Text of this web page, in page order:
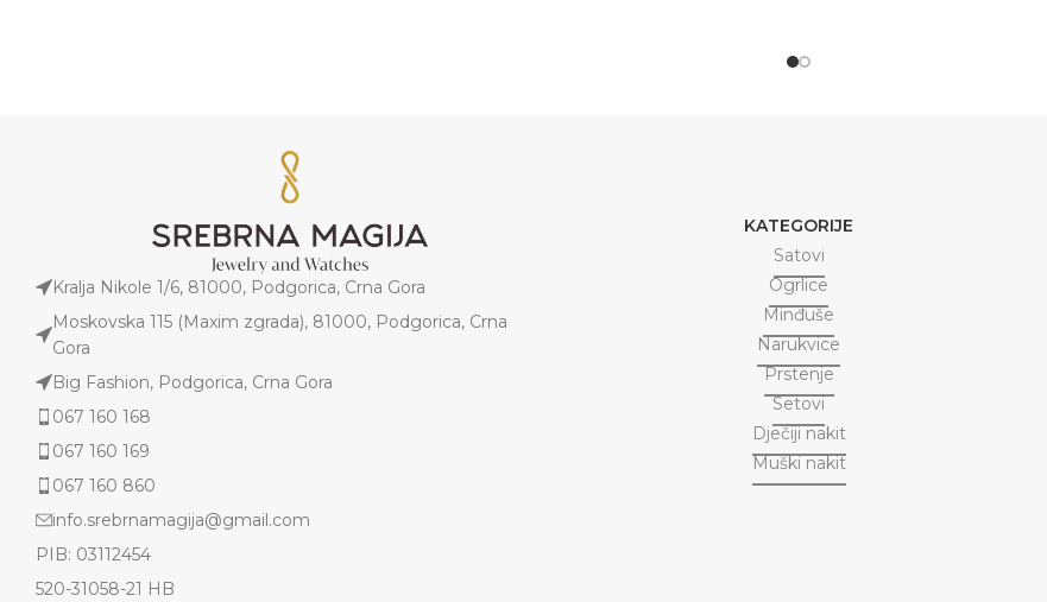
Kralja Nikole 1/6, 81000, Podgorica, Crna Gora
Moskovska 115 (Maxim zgrada), 81000, Podgorica, Crna
Gora
Big Fashion, Podgorica, Crna Gora
067 160 168
067 160 169
067 160 860
info.srebrnamagija@gmail.com
PIB: 03112454
520-31058-21 HB
KATEGORIJE
Satovi
Ogrlice
Minđuše
Narukvice
Prstenje
Setovi
Dječiji nakit
Muški nakit